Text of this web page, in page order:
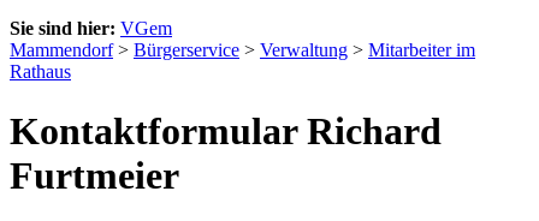
Sie sind hier: VGem
Mammendorf> Bürgerservice > Verwaltung > Mitarbeiter im
Rathaus
Kontaktformular Richard
Furtmeier